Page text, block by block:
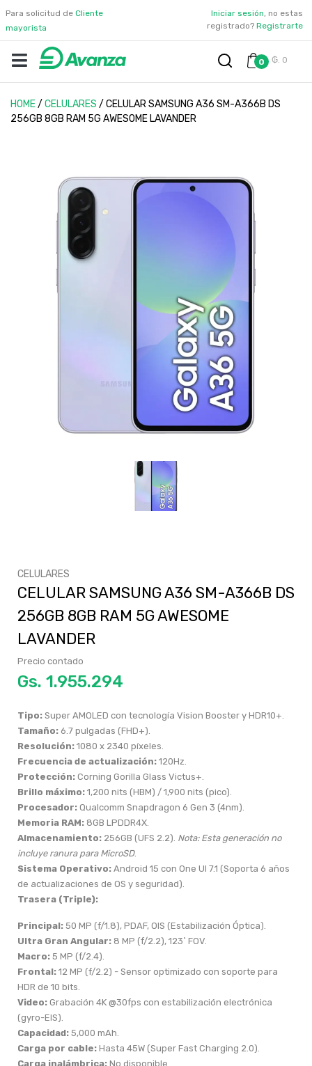
Para solicitud de Cliente
mayorista
Iniciar sesión, no estas
registrado? Registrarte
0 ₲. 0
HOME/ CELULARES / CELULAR SAMSUNG A36 SM-A366B DS
256GB 8GB RAM 5G AWESOME LAVANDER
CELULARES
CELULAR SAMSUNG A36 SM-A366B DS
256GB 8GB RAM 5G AWESOME
LAVANDER
Precio contado
Gs.
Tipo: Super AMOLED con tecnología Vision Booster y HDR10+.
Tamaño: 6.7 pulgadas (FHD+).
Resolución: 1080 x 2340 píxeles.
Frecuencia de actualización: 120Hz.
Protección: Corning Gorilla Glass Victus+.
Brillo máximo: 1,200 nits (HBM) / 1,900 nits (pico).
Procesador: Qualcomm Snapdragon 6 Gen 3 (4nm).
Memoria RAM: 8GB LPDDR4X.
Almacenamiento: 256GB (UFS 2.2). Nota: Esta generación no
incluye ranura para MicroSD.
Sistema Operativo: Android 15 con One UI 7.1 (Soporta 6 años
de actualizaciones de OS y seguridad).
Trasera (Triple):
Principal: 50 MP (f/1.8), PDAF, OIS (Estabilización Óptica).
Ultra Gran Angular: 8 MP (f/2.2), 123˚ FOV.
Macro: 5 MP (f/2.4).
Frontal: 12 MP (f/2.2) - Sensor optimizado con soporte para
HDR de 10 bits.
Video: Grabación 4K @30fps con estabilización electrónica
(gyro-EIS).
Capacidad: 5,000 mAh.
Carga por cable: Hasta 45W (Super Fast Charging 2.0).
Carga inalámbrica: No disponible.